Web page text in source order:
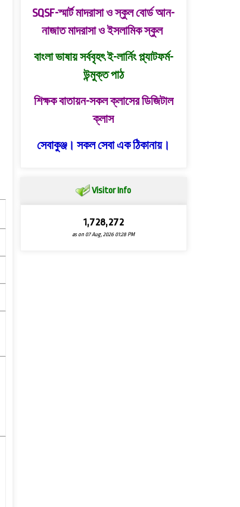
SQSF-স্মার্ট মাদরাসা ও স্কুল বোর্ডআন-
নাজাত মাদরাসা ও ইসলামিক স্কুল
বাংলা ভাষায় সর্ববৃহৎ ই-লার্নিং প্ল্যাটফর্ম-
উন্মুক্ত পাঠ
শিক্ষক বাতায়ন-সকল ক্লাসের ডিজিটাল
ক্লাস
সেবাকুঞ্জ। সকল সেবা এক ঠিকানায়।
Visitor Info
1,728,272
as on 07 Aug, 2026 01:28 PM